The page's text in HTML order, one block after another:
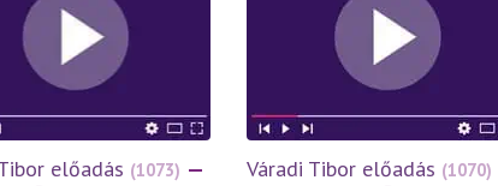
előadás (1073) —
Váradi Tibor előadás (1070)